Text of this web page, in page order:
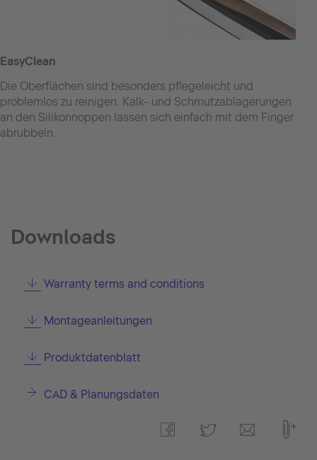
EasyClean
Die Oberflächen sind besonders pflegeleicht und
problemlos zu reinigen. Kalk- und Schmutzablagerungen
an den Silikonnoppen lassen sich einfach mit dem Finger
abrubbeln.
Downloads
Warranty terms and conditions
Montageanleitungen
Produktdatenblatt
CAD & Planungsdaten